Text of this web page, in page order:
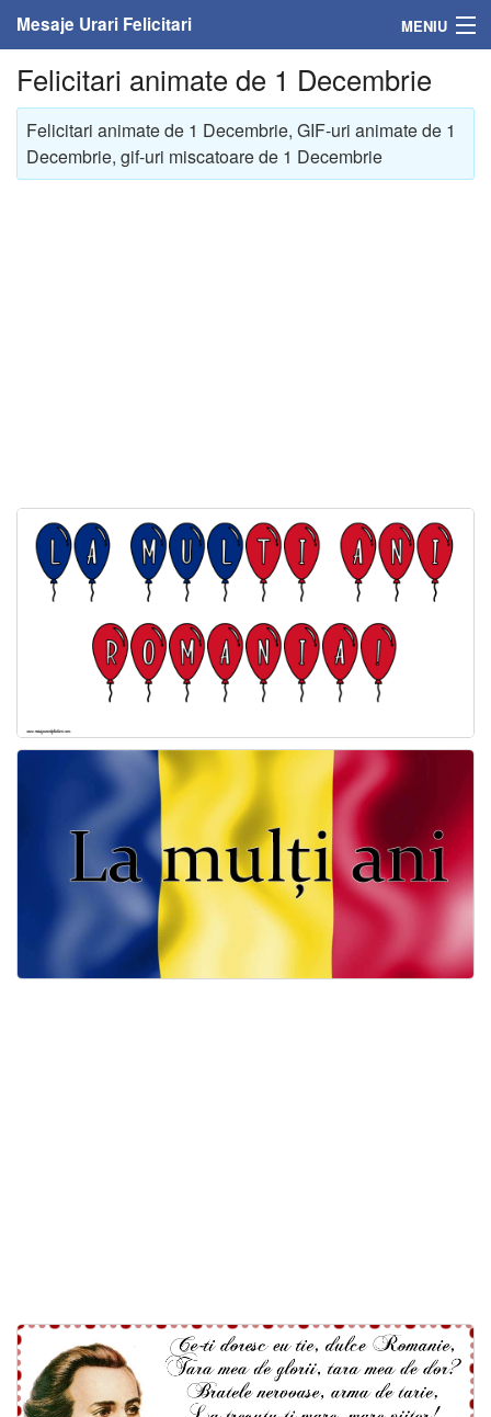
Mesaje Urari Felicitari MENIU
Home
Mesaje
Felicitari
Felicitari muzicale
Felicitari muzicale personalizate
Felicitari animate
Invitatii personalizate
Felicitari animate de 1 Decembrie
Felicitari animate de 1 Decembrie, GIF-uri animate de 1
Decembrie, gif-uri miscatoare de 1 Decembrie